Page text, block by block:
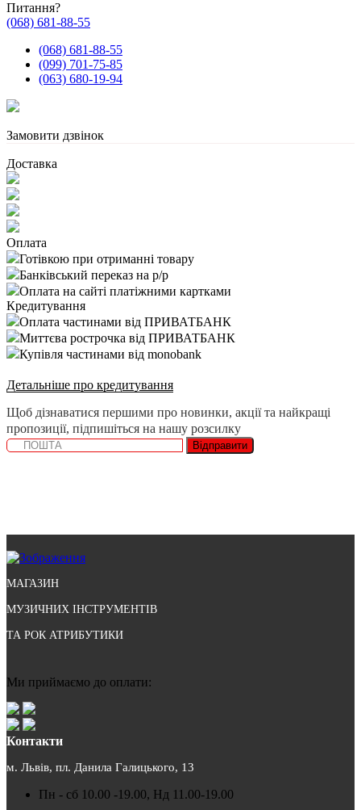
Питання?
(068) 681-88-55
(068) 681-88-55
(099) 701-75-85
(063) 680-19-94
Замовити дзвінок
Доставка
Оплата
Готівкою при отриманні товару
Банківський переказ на р/р
Оплата на сайті платіжними картками
Кредитування
Оплата частинами від ПРИВАТБАНК
Миттєва рострочка від ПРИВАТБАНК
Купівля частинами від monobank
Детальніше про кредитування
Щоб дізнаватися першими про новинки, акції та найкращі
пропозиції, підпишіться на нашу розсилку
Відправити
МАГАЗИН
МУЗИЧНИХ ІНСТРУМЕНТІВ
ТА РОК АТРИБУТИКИ
Ми приймаємо до оплати:
Контакти
м. Львів, пл. Данила Галицького, 13
Пн - сб 10.00 -19.00, Нд 11.00-19.00